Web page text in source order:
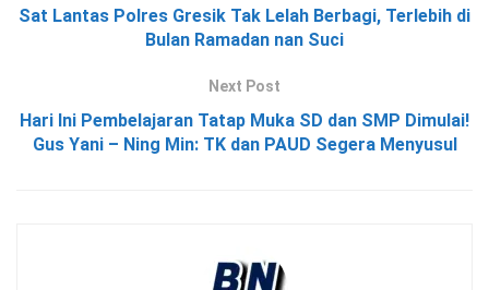
Sat Lantas Polres Gresik Tak Lelah Berbagi, Terlebih di
Bulan Ramadan nan Suci
Next Post
Hari Ini Pembelajaran Tatap Muka SD dan SMP Dimulai!
Gus Yani – Ning Min: TK dan PAUD Segera Menyusul